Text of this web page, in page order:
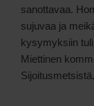
sanottavaa.
sujuvaa ja
kysymyksiin
Miettinen
Sijoitusmetsistä.